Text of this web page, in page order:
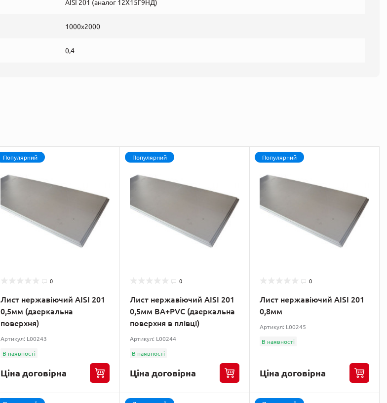
AISI 201 (аналог 12Х15Г9НД)
1000х2000
0,4
Популярний
0
Лист нержавіючий AISI 201
0,5мм (дзеркальна
поверхня)
Артикул: L00243
В наявності
Ціна договірна
Популярний
0
Лист нержавіючий AISI 201
0,5мм ВА+PVC (дзеркальна
поверхня в плівці)
Артикул: L00244
В наявності
Ціна договірна
Популярний
0
Лист нержавіючий AISI 201
0,8мм
Артикул: L00245
В наявності
Ціна договірна